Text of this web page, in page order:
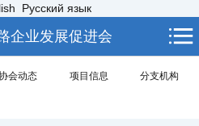
Русский язык
企业发展促进会
会动态 项目信息 分支机构